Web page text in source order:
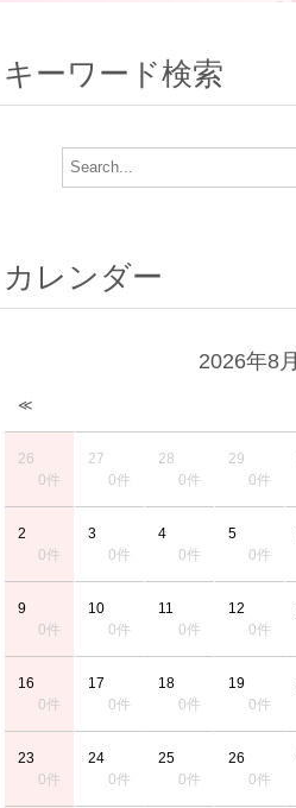
キーワード検索
カレンダー
2026年8月
≪
26
0件
27
0件
28
0件
29
0件
2
0件
3
0件
4
0件
5
0件
9
0件
10
0件
11
0件
12
0件
16
0件
17
0件
18
0件
19
0件
23
0件
24
0件
25
0件
26
0件